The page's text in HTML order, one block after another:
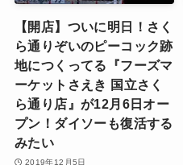
【開店】ついに明日！さく
ら通りぞいのピーコック跡
地につくってる『フーズマ
ーケットさえき 国立さく
ら通り店』が12月6日オー
プン！ダイソーも復活する
みたい
2019年12月5日